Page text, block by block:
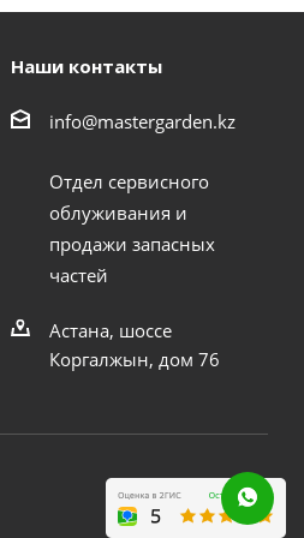
Наши контакты
info@mastergarden.kz
Отдел сервисного
облуживания и
продажи запасных
частей
Астана, шоссе
Коргалжын, дом 76